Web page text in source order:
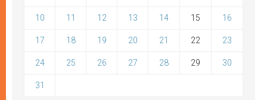
10 11 12 13 14 15 16
17 18 19 20 21 22 23
24 25 26 27 28 29 30
31